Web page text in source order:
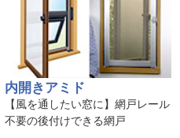
内開きアミド
【風を通したい窓に】網戸レール
不要の後付けできる網戸